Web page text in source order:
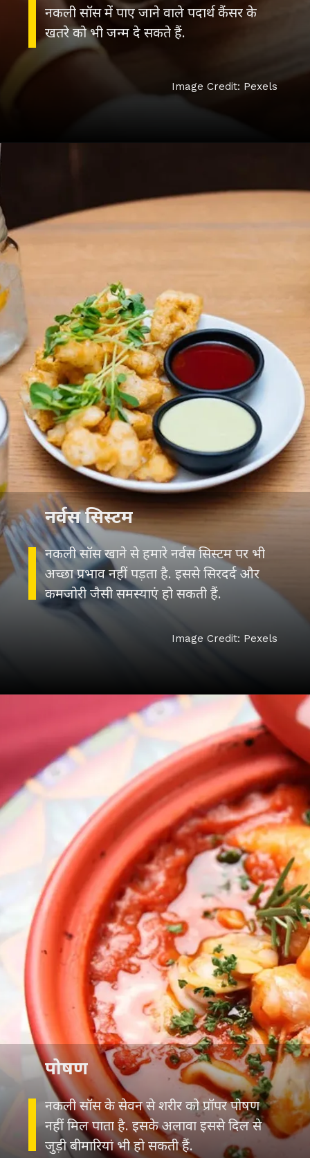
नकली सॉस में पाए जाने वाले पदार्थ कैंसर के
खतरे को भी जन्म दे सकते हैं.
Image Credit: Pexels
नकली सॉस खाने से हमारे नर्वस सिस्टम पर भी
अच्छा प्रभाव नहीं पड़ता है. इससे सिरदर्द और
कमजोरी जैसी समस्याएं हो सकती हैं.
नर्वस सिस्टम
Image Credit: Pexels
नकली सॉस के सेवन से शरीर को प्रॉपर पोषण
नहीं मिल पाता है. इसके अलावा इससे दिल से
जुड़ी बीमारियां भी हो सकती हैं.
पोषण